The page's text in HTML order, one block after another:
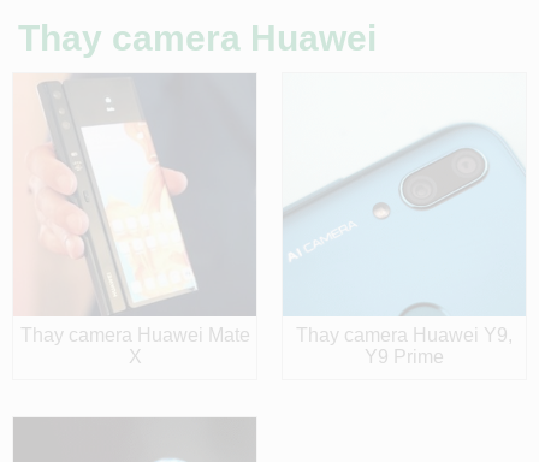
Thay camera Huawei
Thay camera Huawei Mate
X
Thay camera Huawei Y9,
Y9 Prime